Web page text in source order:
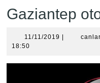
Gaziantep
11/11/2019 11/11/2019
18:50